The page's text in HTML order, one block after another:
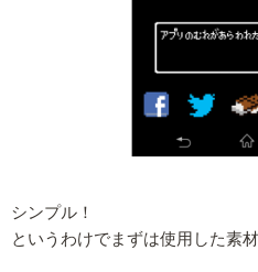
シンプル！
というわけでまずは使用した素